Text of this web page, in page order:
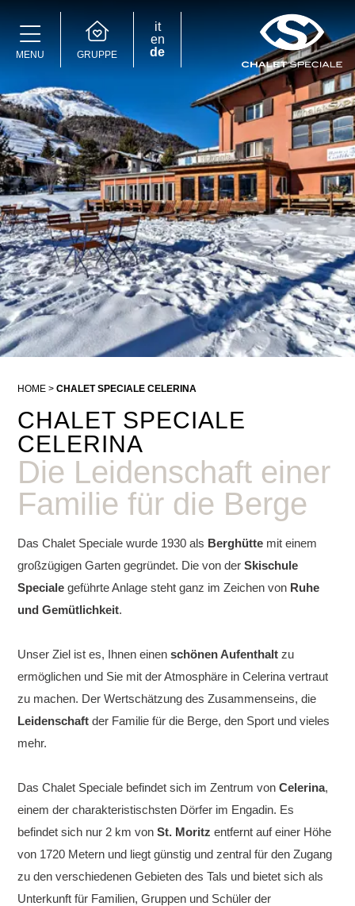
MENU GRUPPE
Speciale Group
Speciale Home
Hotel Bernina Hospiz
2309 Restaurant
Chalet Speciale
Speciale Ski School
it
en
de
HOME CHALET SPECIALE CELERINA
CHALET SPECIALE
CELERINA
Die Leidenschaft einer
Familie für die Berge
Das Chalet Speciale wurde 1930 als Berghütte mit einem
großzügigen Garten gegründet. Die von derSkischule
Speciale geführte Anlage steht ganz im Zeichen von Ruhe
und Gemütlichkeit.
Unser Ziel ist es, Ihnen einenschönen Aufenthalt zu
ermöglichen und Sie mit der Atmosphäre in Celerina vertraut
zu machen. Der Wertschätzung des Zusammenseins, die
Leidenschaft der Familie für die Berge, den Sport und vieles
mehr.
Das Chalet Speciale befindet sich im Zentrum vonCelerina,
einem der charakteristischsten Dörfer im Engadin. Es
befindet sich nur 2 km vonSt. Moritz entfernt auf einer Höhe
von 1720 Metern und liegt günstig und zentral für den Zugang
zu den verschiedenen Gebieten des Tals und bietet sich als
Unterkunft für Familien, Gruppen und Schüler der